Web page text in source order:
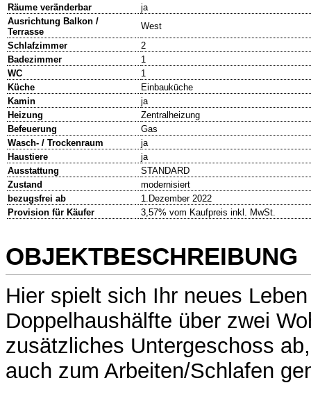
Räume veränderbar
ja
Ausrichtung Balkon /
Terrasse
West
Schlafzimmer
2
Badezimmer
1
WC
1
Küche
Einbauküche
Kamin
ja
Heizung
Zentralheizung
Befeuerung
Gas
Wasch- / Trockenraum
ja
Haustiere
ja
Ausstattung
STANDARD
Zustand
modernisiert
bezugsfrei ab
1.Dezember 2022
Provision für Käufer
3,57% vom Kaufpreis inkl. MwSt.
OBJEKTBESCHREIBUNG
Hier spielt sich Ihr neues
Doppelhaushälfte über zwei
zusätzliches Untergeschoss
auch zum Arbeiten/Schlafen